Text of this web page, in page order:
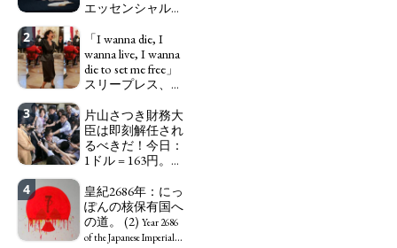
エッセンシャルワ
ワーカー、ソーシ
ャルワーカーと同
じ、アートワーカ
ーになる。We have
word "artist" into the
word "Art Worker"
(similar to "Essential
Worker", "Sex Worker" or
2
「I wanna die, I
wanna live, I wanna
die to set me free」
スリープレス、セ
で、自己憐憫に浸
る日本人女性サナ
エ：道標としての
破壊。"I wanna die, I
set me free" - Sanae, a
Japanese woman who is
sleepless, sexless, depressive
and wallowing in self-
3
片山さつき財務大
臣は即刻解任され
るべきだ！今日：
1ドル = 163円。に
自分の円を吸って
いる。高市早苗首
相「円安で外為特
会ホクホク」 為
4
皇紀2686年：にっ
ぽんの核保有国へ
の道。 (2) Year 2686
of the Japanese Imperial